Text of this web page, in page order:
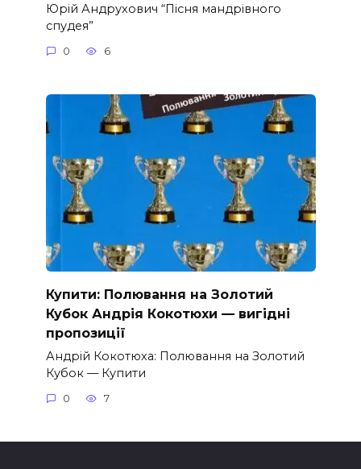
Юрій Андрухович “Пісня мандрівного
спудея”
0 6
Купити: Полювання на Золотий
Кубок Андрія Кокотюхи — вигідні
пропозиції
Андрій Кокотюха: Полювання на Золотий
Кубок — Купити
0 7